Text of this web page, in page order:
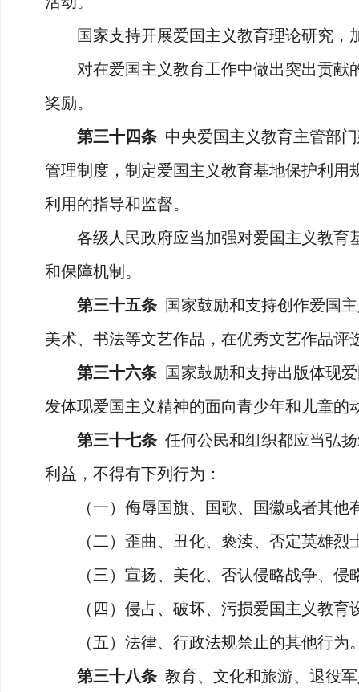
国家支持开展爱国主义教育理论研究，
对在爱国主义教育工作中做出突出贡献
奖励。
第三十四条 中央爱国主义教育主管部
管理制度，制定爱国主义教育基地保护利
利用的指导和监督。
各级人民政府应当加强对爱国主义教育
和保障机制。
第三十五条 国家鼓励和支持创作爱国
美术、书法等文艺作品，在优秀文艺作品
第三十六条 国家鼓励和支持出版体现
发体现爱国主义精神的面向青少年和儿童的
第三十七条 任何公民和组织都应当弘
利益，不得有下列行为：
（一）侮辱国旗、国歌、国徽或者其他
（二）歪曲、丑化、亵渎、否定英雄烈
（三）宣扬、美化、否认侵略战争、侵
（四）侵占、破坏、污损爱国主义教育
（五）法律、行政法规禁止的其他行为
第三十八条 教育、文化和旅游、退役